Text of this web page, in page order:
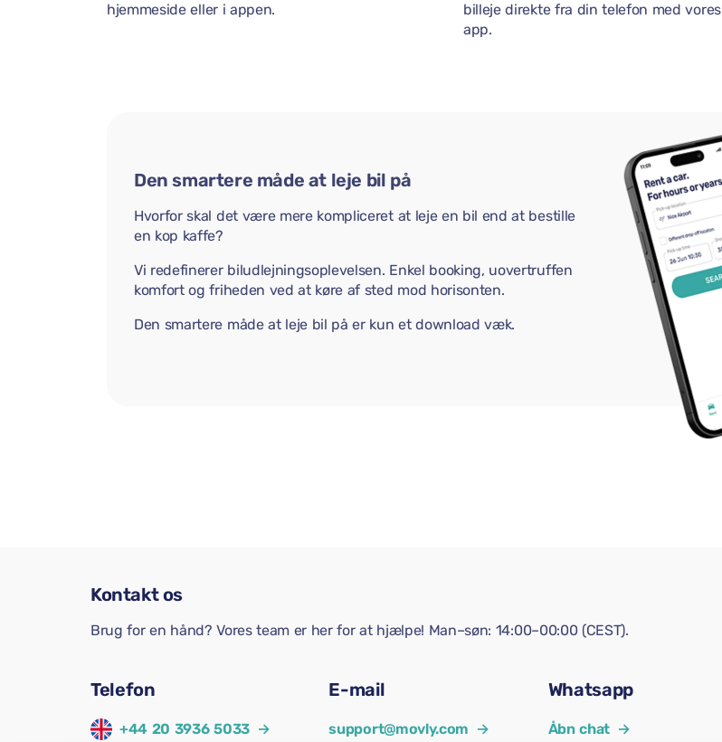
hjemmeside eller i appen.
billeje direkte fra din telefon med vores
app.
Den smartere måde at leje bil på
Hvorfor skal det være mere kompliceret at leje en bil end at bestille
en kop kaffe?
Vi redefinerer biludlejningsoplevelsen. Enkel booking, uovertruffen
komfort og friheden ved at køre af sted mod horisonten.
Den smartere måde at leje bil på er kun et download væk.
Kontakt os
Brug for en hånd? Vores team er her for at hjælpe! Man–søn: 14:00–00:00 (CEST).
Telefon
+44 20 3936 5033 →
E-mail
support@movly.com →
Whatsapp
Åbn chat →